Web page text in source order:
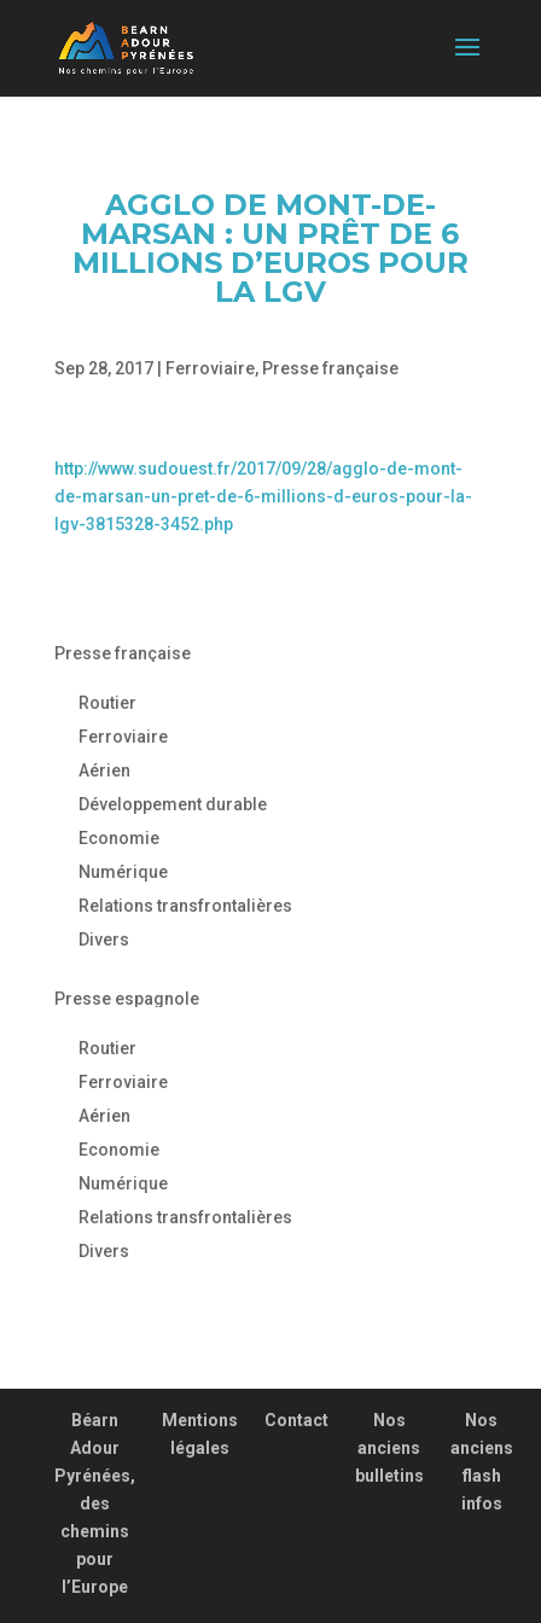
AGGLO DE MONT-DE-
MARSAN : UN PRÊT DE 6
MILLIONS D’EUROS POUR
LA LGV
Sep 28, 2017| Ferroviaire, Presse française
http://www.sudouest.fr/2017/09/28/agglo-de-mont-
de-marsan-un-pret-de-6-millions-d-euros-pour-la-
lgv-3815328-3452.php
Presse française
Routier
Ferroviaire
Aérien
Développement durable
Economie
Numérique
Relations transfrontalières
Divers
Presse espagnole
Routier
Ferroviaire
Aérien
Economie
Numérique
Relations transfrontalières
Divers
Béarn
Adour
Pyrénées,
des
chemins
pour
l’Europe
Mentions
légales
Contact
Nos
anciens
bulletins
Nos
anciens
flash
infos